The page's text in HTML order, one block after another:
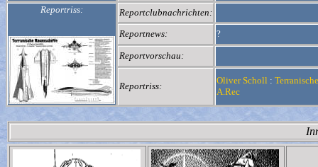
Reportriss:
Reportclubnachrichten:
Reportnews:
?
Reportvorschau:
Reportriss:
Oliver Scholl :
A.Rec